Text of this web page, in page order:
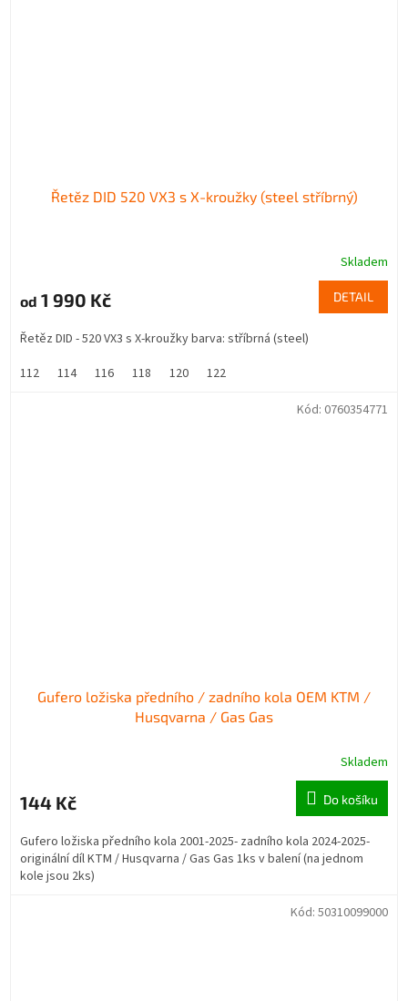
Řetěz DID 520 VX3 s X-kroužky (steel stříbrný)
Skladem
od 1 990 Kč DETAIL
Řetěz DID - 520 VX3 s X-kroužky barva: stříbrná (steel)
112
114 116 118 120 122
Gufero ložiska předního / zadního kola OEM KTM /
Husqvarna / Gas Gas
Skladem
144 Kč Do košíku
Gufero ložiska předního kola 2001-2025- zadního kola 2024-2025-
originální díl KTM / Husqvarna / Gas Gas 1ks v balení (na jednom
kole jsou 2ks)
Kód: 0760354771
Kód: 50310099000